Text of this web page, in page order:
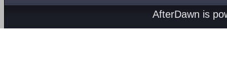
AfterDawn is